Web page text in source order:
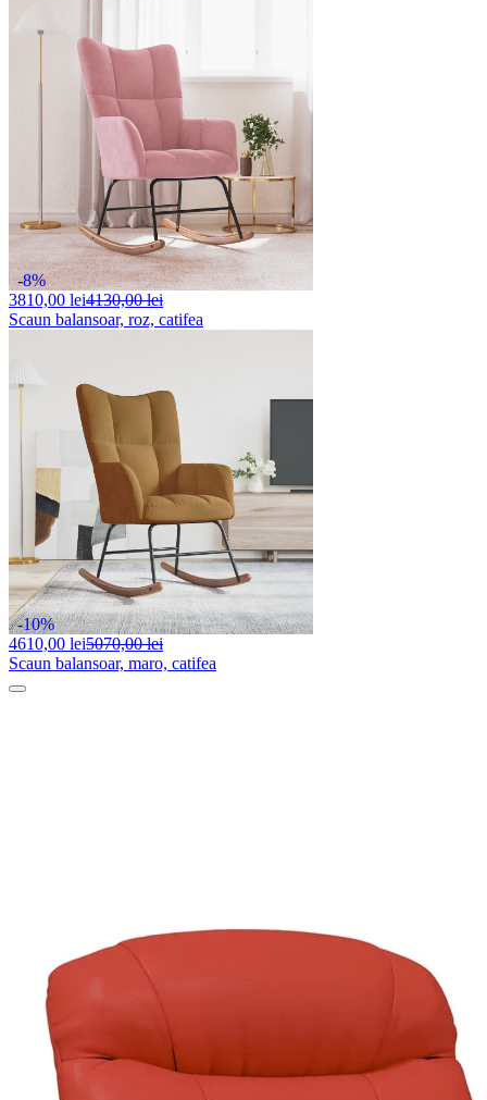
-8%
3810,00 lei4130,00 lei
Scaun balansoar, roz, catifea
-10%
4610,00 lei5070,00 lei
Scaun balansoar, maro, catifea